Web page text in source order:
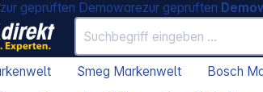
zur geprüften
Smeg Markenwelt Bosch